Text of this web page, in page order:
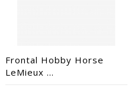
Frontal Hobby Horse
LeMieux ...